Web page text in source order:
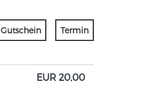
Gutschein Termin
EUR 20,00